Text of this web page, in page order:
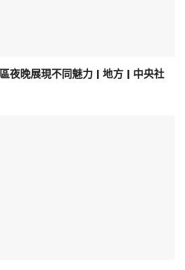
夜晚展現不同魅力 | 地方 | 中央社